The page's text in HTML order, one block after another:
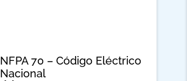
NFPA 70 – Código Eléctrico
Nacional